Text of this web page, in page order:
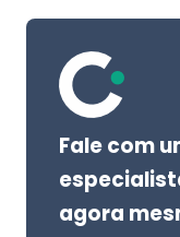
Fale com
agora